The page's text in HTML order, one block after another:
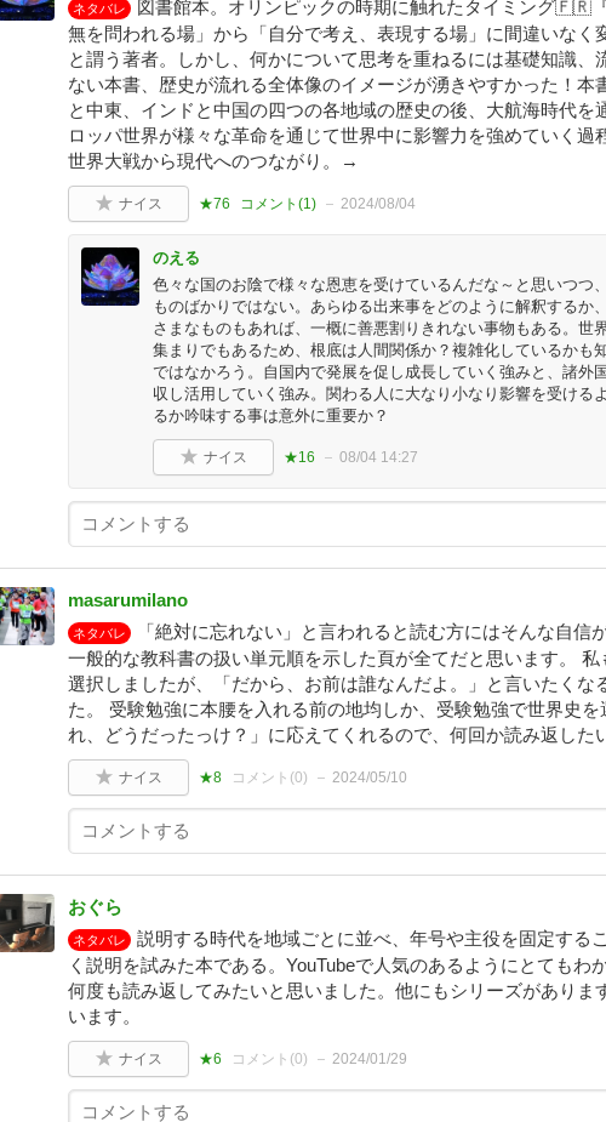
ネタバレ
図書館本。オリンピックの時期に触れたタイミング🇫🇷
無を問われる場」から「自分で考え、表現する場」に間違いなく
と謂う著者。しかし、何かについて思考を重ねるには基礎知識、
ない本書、歴史が流れる全体像のイメージが湧きやすかった！本
と中東、インドと中国の四つの各地域の歴史の後、大航海時代を
ロッパ世界が様々な革命を通じて世界中に影響力を強めていく過
世界大戦から現代へのつながり。→
ナイス ★76 コメント(1) 2024/08/04
のえる
色々な国のお陰で様々な恩恵を受けているんだな～と思いつつ
ものばかりではない。あらゆる出来事をどのように解釈するか
さまなものもあれば、一概に善悪割りきれない事物もある。世
集まりでもあるため、根底は人間関係か？複雑化しているかも
ではなかろう。自国内で発展を促し成長していく強みと、諸外
収し活用していく強み。関わる人に大なり小なり影響を受ける
るか吟味する事は意外に重要か？
ナイス ★16 08/04 14:27
masarumilano
ネタバレ
「絶対に忘れない」と言われると読む方にはそんな自信
一般的な教科書の扱い単元順を示した頁が全てだと思います。
選択しましたが、「だから、お前は誰なんだよ。」と言いたくな
た。 受験勉強に本腰を入れる前の地均しか、受験勉強で世界史
れ、どうだったっけ？」に応えてくれるので、何回か読み返した
ナイス ★8 コメント(0) 2024/05/10
おぐら
ネタバレ
説明する時代を地域ごとに並べ、年号や主役を固定する
く説明を試みた本である。YouTubeで人気のあるようにとてもわ
何度も読み返してみたいと思いました。他にもシリーズがありま
います。
ナイス ★6 コメント(0) 2024/01/29